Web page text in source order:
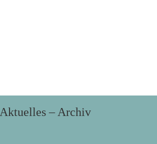
Aktuelles – Archiv